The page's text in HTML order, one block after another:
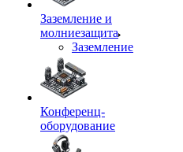
Заземление и
молниезащита
Заземление
Конференц-
оборудование